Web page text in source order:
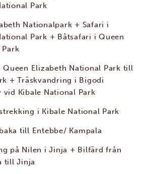
Park
Nationalpark + Safari i
Park + Båtsafari i Queen
Elizabeth National Park till
+ Träskvandring i Bigodi
vid Kibale National Park
i Kibale National Park
till Entebbe/ Kampala
på Nilen i Jinja + Bilfärd från
till Jinja